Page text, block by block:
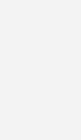
die
- etwa zu
bei
Monitoring wertvolle
realen Messwerten
und
sich verschiedene
das Monitoring
Entsprechende